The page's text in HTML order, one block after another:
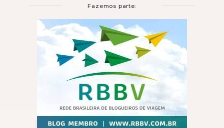
Fazemos parte: